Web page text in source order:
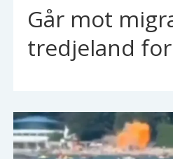
Går mot
tredjeland for